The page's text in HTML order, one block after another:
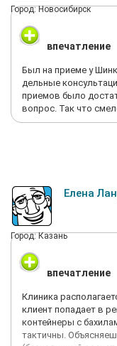
Город: Новосибирск
впечатление
Был на приеме у
дельные
приемов было
вопрос. Так что
Елена
Город: Казань
впечатление
Клиника
клиент попадает в
контейнеры с
тактичны.